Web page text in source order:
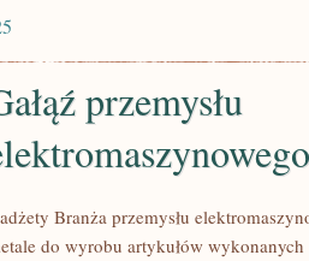
przemysłu
Branża przemysłu
do wyrobu artykułów